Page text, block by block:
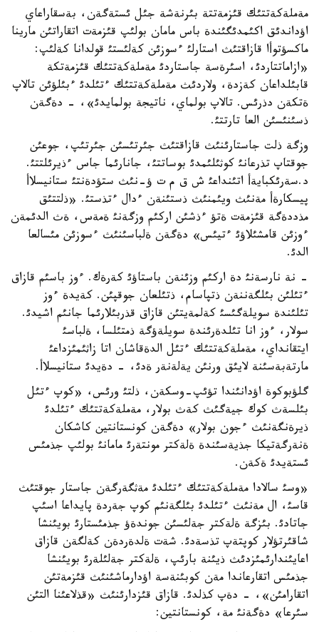
مةملةكةتتئك قئزمةتتة بئرنةشة جئل ئستةگةن، بةسقاراعاي
اؤداندئق اكئمدئگئندة باس مامان بولئپ قئزمةت اتقاراتئن مارينا
ماكسؤتوأا قازاقتئث استارلئ ءسوزئن كةلئستئ قولدانا كةلئپ:
«ازاماتتاردئ، اسئرةسة جاستاردئ مةملةكةتتئك قئزمةتكة
قابئلداعان كةزدة، ولاردئث مةملةكةتتئك ءتئلدئ ءبئلؤئن تالاپ
ةتكةن دذرئس. تالاپ بولماي، ناتيجة بولمايدئ»، - دةگةن
ذسئنئسئن العا تارتتئ.
وزگة ذلت جاستارئنئث قازاقتئث جئرتئسئن جئرتئپ، جوعئن
جوقتاپ تذرعانئ كوثئلئمدئ بوساتتئ، جانارئما جاس ءذيرئلتتئ.
د.سةرئكبايةأ اتئنداعئ ش ق م ت ؤ-نئث ستؤدةنتئ ستانيسلاأ
پيسكارةأ مةنئث ويئمنئث ذستئنةن ءدال ءتذستئ. «ذلتتئق
مذددةگة قئزمةت ةتؤ ءذشئن اركئم وزگةنئ ةمةس، ةث الدئمةن
ءوزئن قامشئلاؤئ ءتيئس» دةگةن ةلباسئنئث ءسوزئن مئسالعا
الدئ.
- نة نارسةنئ دة اركئم وزئنةن باستاؤئ كةرةك. ءوز باسئم قازاق
ءتئلئن بئلگةننةن ذتپاسام، ذتئلعان جوقپئن. كةيدة ءوز
تئلئندة سويلةگئسئ كةلمةيتئن قازاق قذربئلارئما جانئم اشيدئ.
سولار، ءوز انا تئلدةرئندة سويلةؤگة ذمتئلسا، ةلباسئ
ايتقانداي، مةملةكةتتئك ءتئل الدةقاشان اتا زاثئمئزداعئ
مارتةبةسئنة لايئق ورنئن يةلةنةر ةدئ، - دةيدئ ستانيسلاأ.
گلؤبوكوة اؤدانئندا تؤئپ-وسكةن، ذلتئ ورئس، «كوپ ءتئل
بئلسةث كوك جيةگئث كةث بولار، مةملةكةتتئك ءتئلدئ
ذيرةنگةنئث ءجون بولار» دةگةن كونستانتين كاشكان
ةنةرگةتيكا جذيةسئندة ةلةكتر مونتةرئ مامانئ بولئپ جذمئس
ئستةيدئ ةكةن.
«وسئ سالادا مةملةكةتتئك ءتئلدئ مةثگةرگةن جاستار جوقتئث
قاسئ، ال مةنئث ءتئلدئ بئلگةنئم كوپ جةردة پايداعا اسئپ
جاتادئ. بئزگة ةلةكتر جةلئسئن جوندةؤ جذمئستارئ بويئنشا
شاقئرتؤلار كوپتةپ تذسةدئ. شةت ةلدةردةن كةلگةن قازاق
اعايئندارئمئزدئث ذيئنة بارئپ، ةلةكتر جةلئلةرئ بويئنشا
جذمئس اتقارعاندا مةن كوبئنةسة اؤدارماشئنئث قئزمةتئن
اتقارامئن»، - دةپ كذلدئ. قازاق قئزدارئنئث «قذلاعئنا التئن
سئرعا» دةگةنئ مة، كونستانتين: